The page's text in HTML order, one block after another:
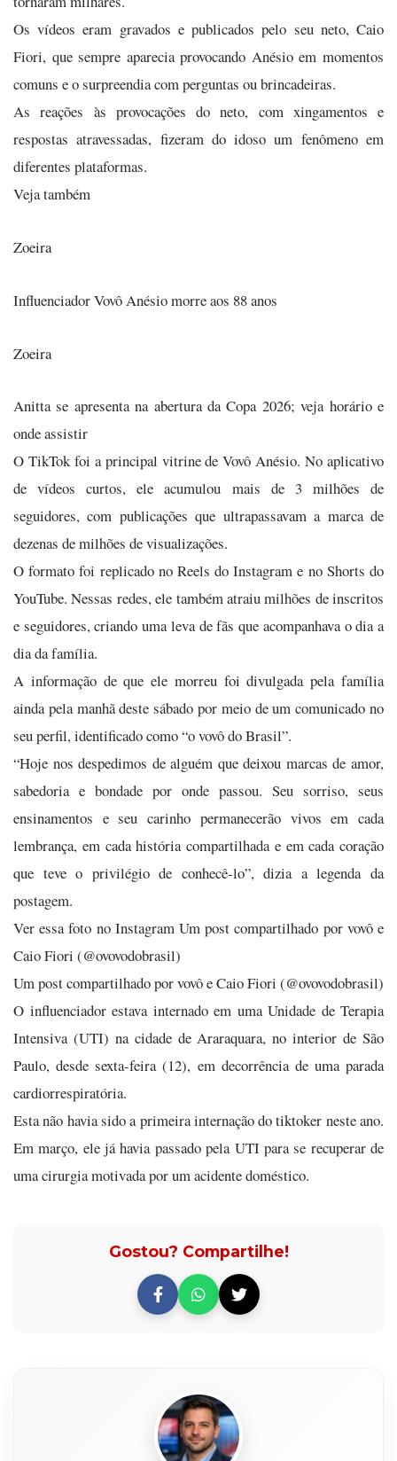
Os vídeos eram gravados e publicados pelo seu neto, Caio
Fiori, que sempre aparecia provocando Anésio em momentos
comuns e o surpreendia com perguntas ou brincadeiras.
As reações às provocações do neto, com xingamentos e
respostas atravessadas, fizeram do idoso um fenômeno em
diferentes plataformas.
Veja também
Zoeira
Influenciador Vovô Anésio morre aos 88 anos
Zoeira
Anitta se apresenta na abertura da Copa 2026; veja horário e
onde assistir
O TikTok foi a principal vitrine de Vovô Anésio. No aplicativo
de vídeos curtos, ele acumulou mais de 3 milhões de
seguidores, com publicações que ultrapassavam a marca de
dezenas de milhões de visualizações.
O formato foi replicado no Reels do Instagram e no Shorts do
YouTube. Nessas redes, ele também atraiu milhões de inscritos
e seguidores, criando uma leva de fãs que acompanhava o dia a
dia da família.
A informação de que ele morreu foi divulgada pela família
ainda pela manhã deste sábado por meio de um comunicado no
seu perfil, identificado como “o vovô do Brasil”.
“Hoje nos despedimos de alguém que deixou marcas de amor,
sabedoria e bondade por onde passou. Seu sorriso, seus
ensinamentos e seu carinho permanecerão vivos em cada
lembrança, em cada história compartilhada e em cada coração
que teve o privilégio de conhecê-lo”, dizia a legenda da
postagem.
Ver essa foto no Instagram Um post compartilhado por vovô e
Caio Fiori (@ovovodobrasil)
Um post compartilhado por vovô e Caio Fiori (@ovovodobrasil)
O influenciador estava internado em uma Unidade de Terapia
Intensiva (UTI) na cidade de Araraquara, no interior de São
Paulo, desde sexta-feira (12), em decorrência de uma parada
cardiorrespiratória.
Esta não havia sido a primeira internação do tiktoker neste ano.
Em março, ele já havia passado pela UTI para se recuperar de
uma cirurgia motivada por um acidente doméstico.
Gostou? Compartilhe!